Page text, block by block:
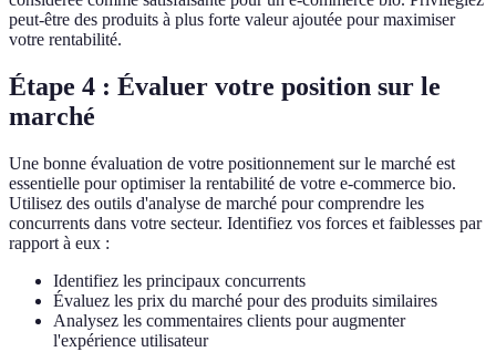
peut-être des produits à plus forte valeur ajoutée pour maximiser
votre rentabilité.
Étape 4 : Évaluer votre position sur le
marché
Une bonne évaluation de votre positionnement sur le marché est
essentielle pour optimiser la rentabilité de votre e-commerce bio.
Utilisez des outils d'analyse de marché pour comprendre les
concurrents dans votre secteur. Identifiez vos forces et faiblesses par
rapport à eux :
Identifiez les principaux concurrents
Évaluez les prix du marché pour des produits similaires
Analysez les commentaires clients pour augmenter
l'expérience utilisateur